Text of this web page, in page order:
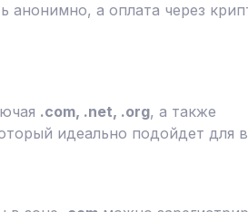
а оплата через
.com, .net, .org, а также
идеально подойдет для